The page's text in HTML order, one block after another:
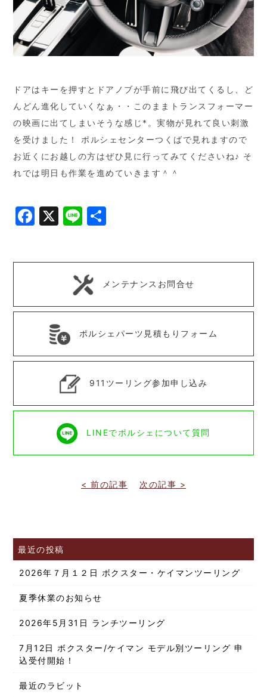
ドアはキーを押すとドアノブが手前に飛び出てくるし、ど
んどん進化していくなぁ・・このままトランスフォーマー
の映画に出てしまいそうな感じ*。実物が見れて良い刺激
を受けました！ ポルシェセンターつくばで見れますので
お近くにお越しの方はぜひ見に行ってみてくださいね♪ そ
れでは明日も作業を進めていきます＾＾
Facebook
X Line
メンテナンスお問合せ
ポルシェパーツ見積もりフォーム
911ツーリング参加申し込み
LINEでポルシェについて質問
< 前の記事 次の記事 >
最近の投稿
2026年７月１２日 ボクスター・ケイマンツーリング
夏季休業のお知らせ
2026年5月31日 ランチツーリング
7月12日 ボクスター/ケイマン モデル別ツーリング 申
込受付開始！
最近のラビット